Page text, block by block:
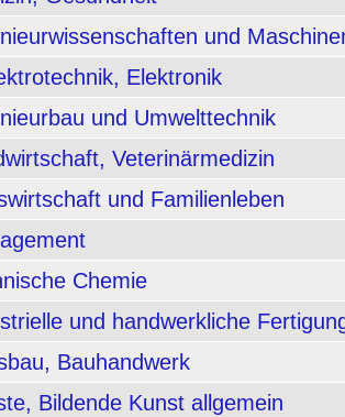
und
Elektronik
und Umwelttechnik
Veterinärmedizin
und Familienleben
Chemie
und handwerkliche
Bauhandwerk
Bildende Kunst allgemein